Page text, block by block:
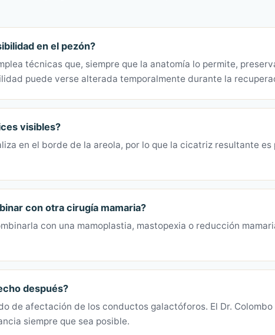
en el pezón?
técnicas que, siempre que la anatomía lo permite,
puede verse alterada temporalmente durante la
visibles?
en el borde de la areola, por lo que la cicatriz resultante
con otra cirugía mamaria?
con una mamoplastia, mastopexia o reducción
después?
de afectación de los conductos galactóforos. El Dr.
siempre que sea posible.